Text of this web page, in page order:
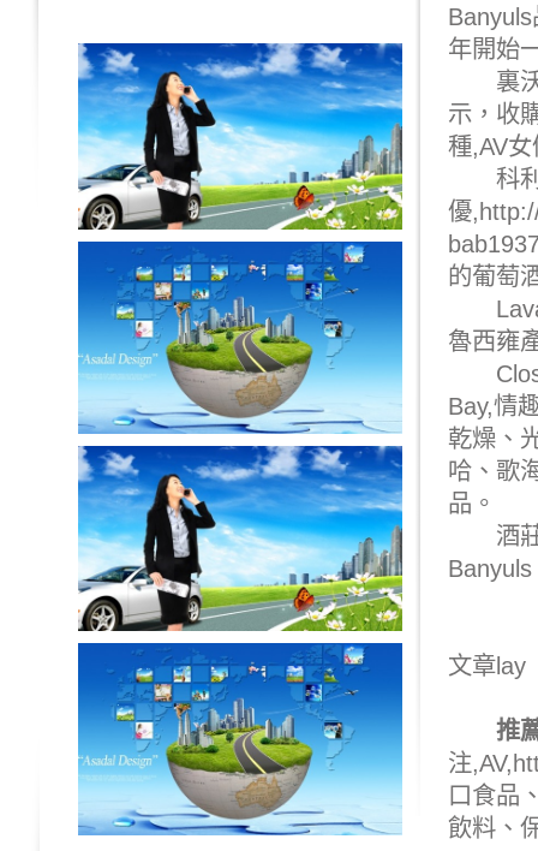
年開始
裏沃
示，收
種,AV女
科利
優,
的葡萄
Lav
魯西雍
Clos
Bay,情
乾燥、
哈、歌
品 。
酒莊
文章lay
推
注,AV,
口食品
飲料、